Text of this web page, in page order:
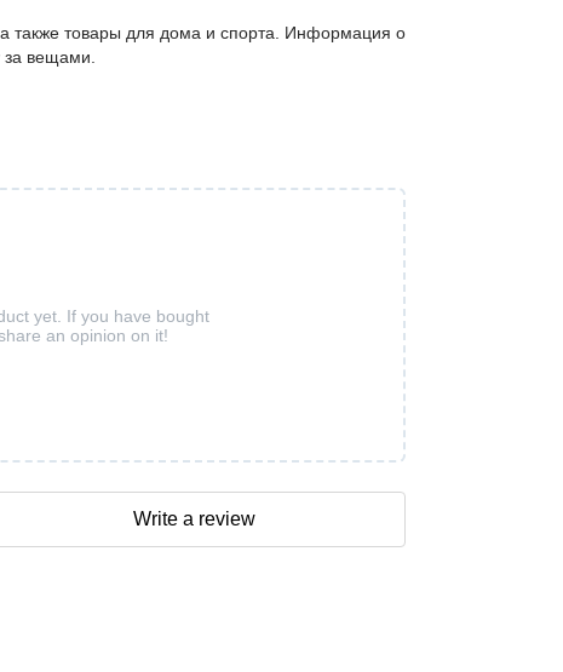
также товары для дома и спорта. Информация о
за вещами.
yet. If you have bought
an opinion on it!
Write a review